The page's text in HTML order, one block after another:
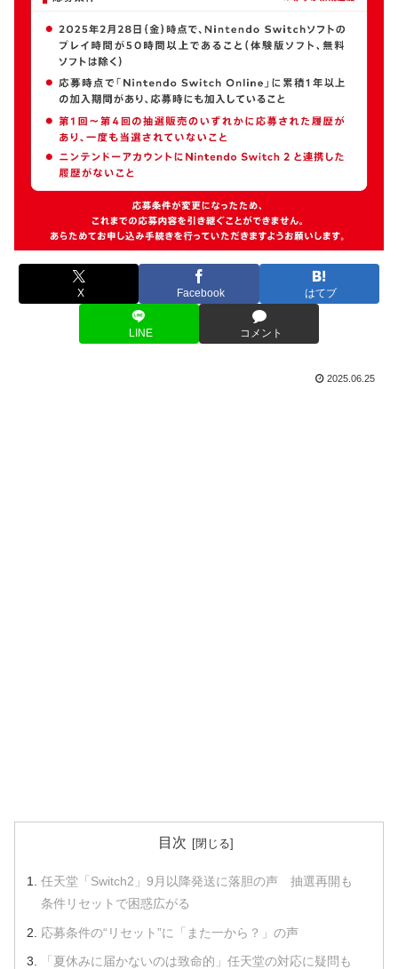
X Facebook はてブ
LINE コメント
2025.06.25
目次
任天堂「Switch2」9月以降発送に落胆の声 抽選再開も
条件リセットで困惑広がる
応募条件の“リセット”に「また一から？」の声
「夏休みに届かないのは致命的」任天堂の対応に疑問も